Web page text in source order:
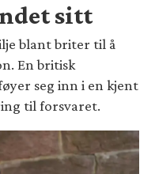
sitt
blant briter til å
En britisk
seg inn i en kjent
til forsvaret.